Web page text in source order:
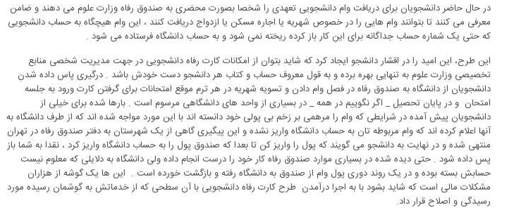
در حال حاضر دانشجویان برای دریافت وام دانشجویی تعهدی را شخصا بصورت محضری به صندوق رفاه وزارت علوم می دهند و ضامن
معرفی می کنند تا بتوانند وام هایی را در خصوص شهریه یا اجاره مسکن یا ازدواج دریافت کنند ، این وام هیچگاه به حساب دانشجویی
که حتی یک شماره حساب جداگانه برای این کار باز کرده ریخته نمی شود و به حساب دانشگاه فرستاده می شود .
این طرح، این امید را در اقشار دانشجو ایجاد کرد که شاید بتوان از امکانات کارت رفاه دانشجویی در جهت مدیریت شخصی منابع
تخصیصی وزارت علوم به تنهایی بهره برده و به قول معروف حساب و کتاب هر دانشجو دست خودش باشد . درگیری پاس داده شدن
دانشجویان از دانشگاه به صندوق رفاه در فصل وام دادن و تسویه شهریه در هر ترم موقع امتحانات برای گرفتن کارت ورود به جلسه
امتحان و در پایان تحصیل _ اگر نگوییم در همه _ در بسیاری از واحد های دانشگاهی مرسوم است . بارها شده برای خیلی از
دانشجویان پیش آمده در شرایطی که وام را مرهمی بر زخم بی پولی خود دانسته اند با این مورد مواجه شده اند که از طرف دانشگاه به
آنها اعلام کرده اند که وام مربوطه تان به حساب دانشگاه واریز نشده و این پیگیری گاهی از یک شهرستان به دفتر صندوق رفاه در تهران
منتهی شده و در نهایت به دانشجو می گویند که پول را واریز کن تا بعدا که صندوق پول را به حساب دانشگاه واریز کرد ، نقدا به شما باز
پس داده شود . حتی دیده شده در بسیاری موارد صندوق رفاه کار خود را درست انجام داده ولی دانشگاه به دلایلی که معلوم نیست
حسابش بسته بوده و در یک روند دوری پول وام از صندوق به دانشگاه رفته و بازگشت خورده است . این ها یک گوشه از هزاران
مشکلات مالی است که شاید بشود با به اجرا درآمدن طرح کارت رفاه دانشجویی با آن سطحی که از خدماتش به گوشمان رسیده مورد
رسیدگی و اصلاح قرار داد.